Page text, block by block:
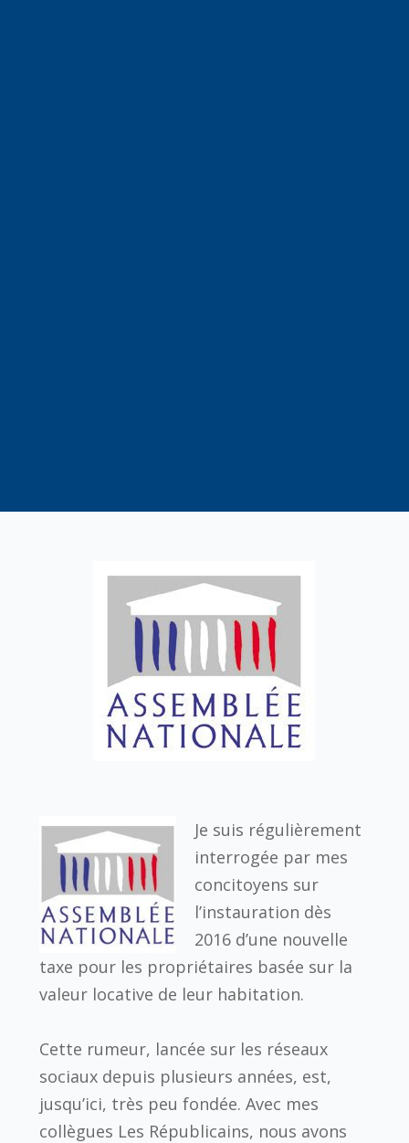
Je suis régulièrement
interrogée par mes
concitoyens sur
l’instauration dès
2016 d’une nouvelle
taxe pour les propriétaires basée sur la
valeur locative de leur habitation.
Cette rumeur, lancée sur les réseaux
sociaux depuis plusieurs années, est,
jusqu’ici, très peu fondée. Avec mes
collègues Les Républicains, nous avons